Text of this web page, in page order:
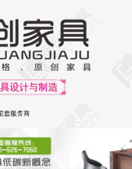
折叠屏风
组合职员台